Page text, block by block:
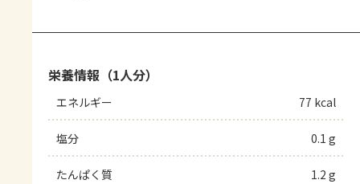
栄養情報（1人分）
エネルギー 77 kcal
塩分 0.1 g
たんぱく質 1.2 g